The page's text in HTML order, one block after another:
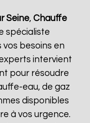
Seine, Chauffe
spécialiste
besoins en
intervient
pour résoudre
eau, de gaz
disponibles
à vos urgence.